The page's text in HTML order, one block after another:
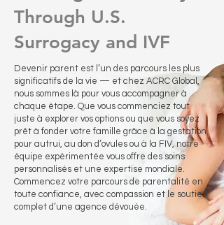
Through U.S.
Surrogacy and IVF
Devenir parent est l’un des parcours les plus
significatifs de la vie — et chez ACRC Global,
nous sommes là pour vous accompagner à
chaque étape. Que vous commenciez tout
juste à explorer vos options ou que vous soyez
prêt à fonder votre famille grâce à la gestation
pour autrui, au don d’ovules ou à la FIV, notre
équipe expérimentée vous offre des soins
personnalisés et une expertise mondiale.
Commencez votre parcours de parentalité en
toute confiance, avec compassion et le soutien
complet d’une agence dévouée.